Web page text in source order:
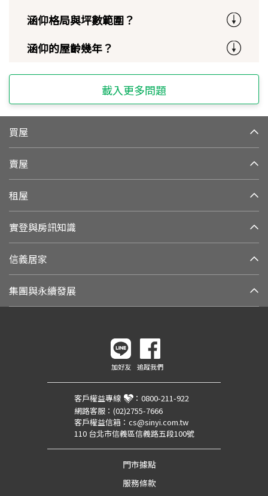
涵仰格局與坪數範圍？
涵仰的屋齡幾年？
載入更多問題
買屋
賣屋
租屋
實登與房訊知識
信義居家
集團與永續發展
加好友 追蹤我們
客戶權益專線 ： 0800-211-922
網路客服： (02)2755-7666
客戶權益信箱： cs@sinyi.com.tw
110 台北市信義區信義路五段100號
門市據點
服務條款